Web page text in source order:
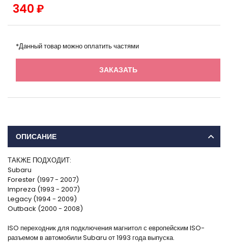
340 ₽
*Данный товар можно оплатить частями
ЗАКАЗАТЬ
ОПИСАНИЕ
ТАКЖЕ ПОДХОДИТ:
Subaru
Forester (1997 - 2007)
Impreza (1993 - 2007)
Legacy (1994 - 2009)
Outback (2000 - 2008)
ISO переходник для подключения магнитол с европейским ISO-
разъемом в автомобили Subaru от 1993 года выпуска.